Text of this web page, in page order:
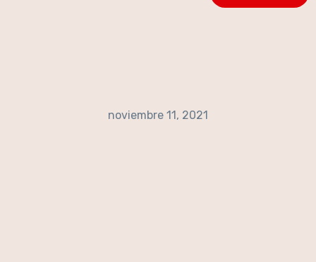
noviembre 11, 2021